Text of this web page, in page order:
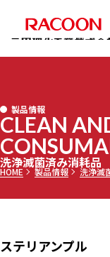
製品情報
CLEAN
洗浄滅菌済み消耗品
HOME 製品情報 洗浄滅
ステリアンプル